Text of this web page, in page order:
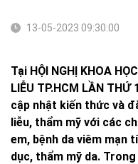
13-05-2023 09:30:00
Tại HỘI NGHỊ KHOA
LIỄU TP.HCM LẦN
cập nhật kiến thức và
liễu, thẩm mỹ với các
em, bệnh da viêm mạn
dục, thẩm mỹ da.